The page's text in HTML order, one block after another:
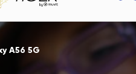
A56 5G